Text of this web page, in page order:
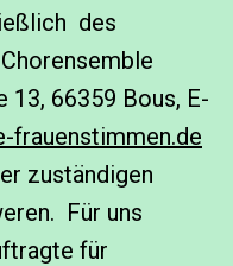
des
13, 66359 Bous, E-
frauenstimmen.de
zuständigen
Für uns
für